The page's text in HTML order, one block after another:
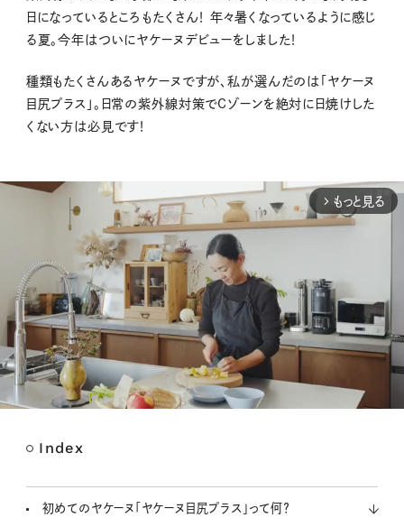
日になっているところもたくさん！ 年々暑くなっているように感じ
る夏。今年はついにヤケーヌデビューをしました！
種類もたくさんあるヤケーヌですが、私が選んだのは「ヤケーヌ
目尻プラス」。日常の紫外線対策でCゾーンを絶対に日焼けした
くない方は必見です！
arrow_forward_ios もっと見る
Index
初めてのヤケーヌ「ヤケーヌ目尻プラス」って何？